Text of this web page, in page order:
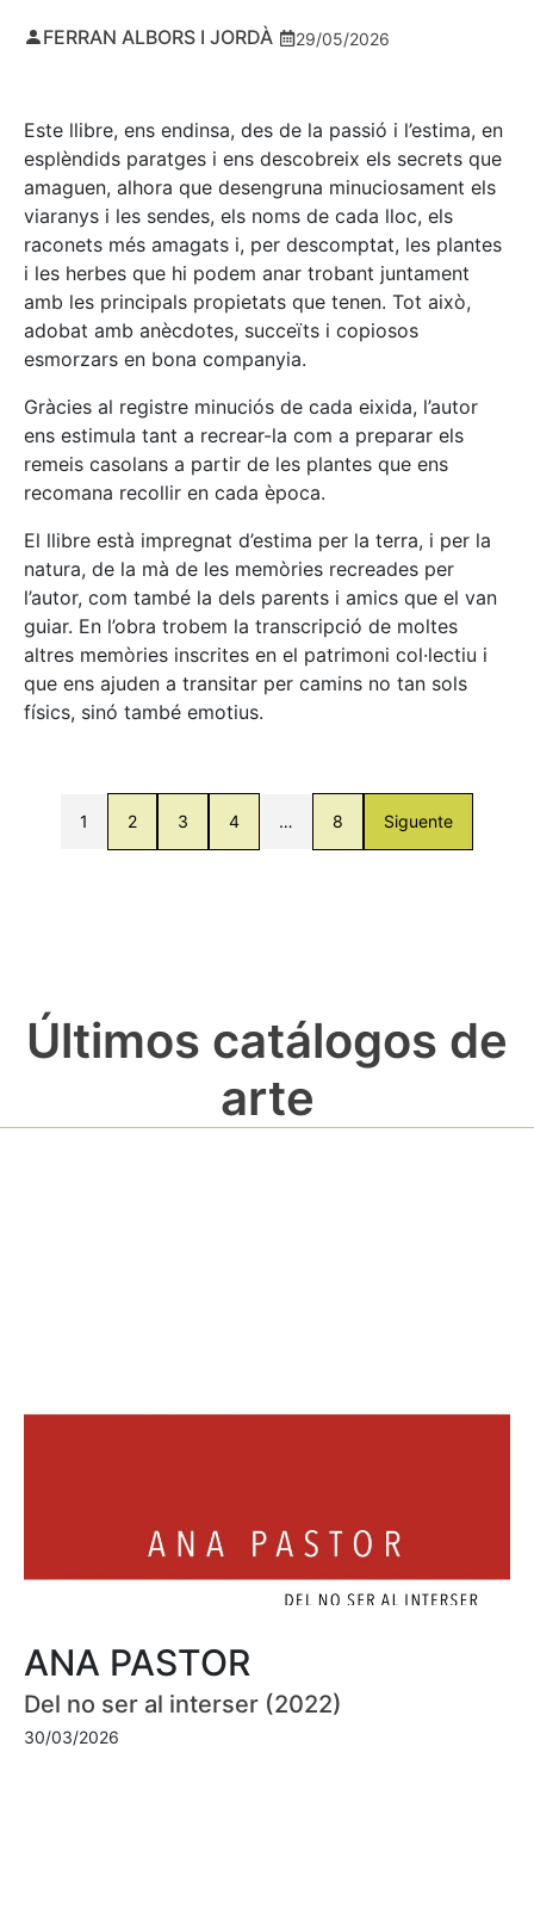
FERRAN ALBORS I JORDÀ 29/05/2026
Este llibre, ens endinsa, des de la passió i l’estima, en
esplèndids paratges i ens descobreix els secrets que
amaguen, alhora que desengruna minuciosament els
viaranys i les sendes, els noms de cada lloc, els
raconets més amagats i, per descomptat, les plantes
i les herbes que hi podem anar trobant juntament
amb les principals propietats que tenen. Tot això,
adobat amb anècdotes, succeïts i copiosos
esmorzars en bona companyia.
Gràcies al registre minuciós de cada eixida, l’autor
ens estimula tant a recrear-la com a preparar els
remeis casolans a partir de les plantes que ens
recomana recollir en cada època.
El llibre està impregnat d’estima per la terra, i per la
natura, de la mà de les memòries recreades per
l’autor, com també la dels parents i amics que el van
guiar. En l’obra trobem la transcripció de moltes
altres memòries inscrites en el patrimoni col·lectiu i
que ens ajuden a transitar per camins no tan sols
físics, sinó també emotius.
1 2 3 4 … 8 Siguente
Últimos catálogos de
arte
ANA PASTOR
Del no ser al interser (2022)
30/03/2026